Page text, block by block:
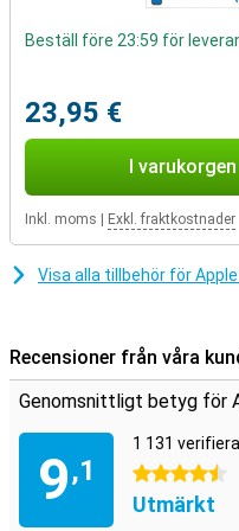
iPadOS 15
Apple utvecklade specifikt
iPaden är mycket
kan du tack vare iPadOS 15
varandra, vilket är mycket
Beställ före 23:59 för
23,95 €
I varukorgen
Inkl. moms Exkl. fraktkostnader
Visa alla tillbehör för
Recensioner från våra
Genomsnittligt betyg för
9,1
1 131
4.5 stjärnor
Utmärkt